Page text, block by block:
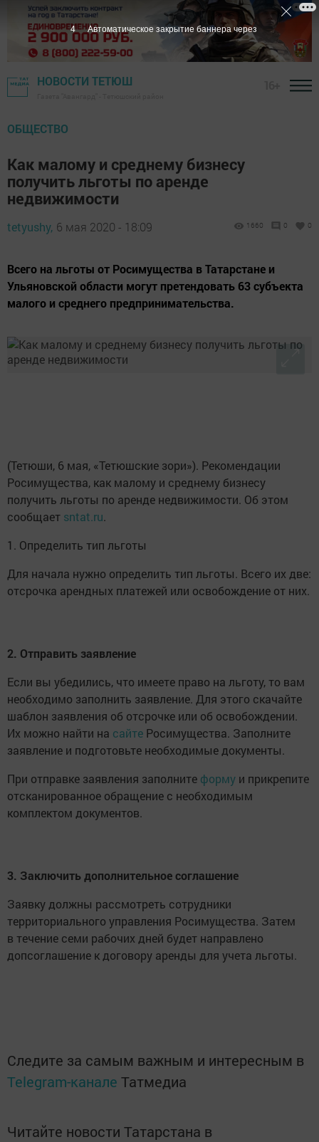
НОВОСТИ ТЕТЮШ
ОБЩЕСТВО
Как малому и среднему бизнесу
получить льготы по аренде
недвижимости
tetyushy, 6 мая 2020 - 18:09 1660 0 0
Всего на льготы от Росимущества в Татарстане и
Ульяновской области могут претендовать 63 субъекта
малого и среднего предпринимательства.
(Тетюши, 6 мая, «Тетюшские зори»). Рекомендации
Росимущества, как малому и среднему бизнесу
получить льготы по аренде недвижимости. Об этом
сообщает sntat.ru.
1. Определить тип льготы
Для начала нужно определить тип льготы. Всего их две:
отсрочка арендных платежей или освобождение от них.
2. Отправить заявление
Если вы убедились, что имеете право на льготу, то вам
необходимо заполнить заявление. Для этого скачайте
шаблон заявления об отсрочке или об освобождении.
Их можно найти на сайте Росимущества. Заполните
заявление и подготовьте необходимые документы.
При отправке заявления заполните форму и прикрепите
отсканированное обращение с необходимым
комплектом документов.
3. Заключить дополнительное соглашение
Заявку должны рассмотреть сотрудники
территориального управления Росимущества. Затем
в течение семи рабочих дней будет направлено
допсоглашение к договору аренды для учета льготы.
Следите за самым важным и интересным в
Telegram-канале Татмедиа
Читайте новости Татарстана в
3 Автоматическое закрытие баннера через